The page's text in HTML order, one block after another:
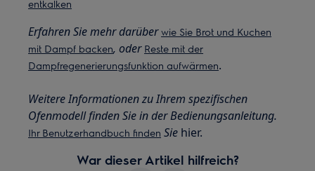
entkalken
Erfahren Sie mehr darüberwie Sie Brot und Kuchen
mit Dampf backen, oder Reste mit der
Dampfregenerierungsfunktion aufwärmen.
Weitere Informationen zu Ihrem spezifischen
Ofenmodell finden Sie in der Bedienungsanleitung.
Ihr Benutzerhandbuch finden Sie hier.
War dieser Artikel hilfreich?